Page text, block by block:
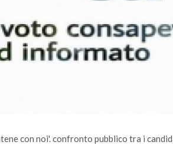
con noi'. confronto pubblico tra i